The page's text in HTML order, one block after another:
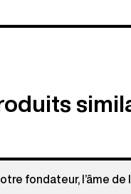
fondateur, l’âme de